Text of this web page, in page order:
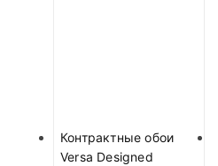
Контрактные обои
Versa Designed